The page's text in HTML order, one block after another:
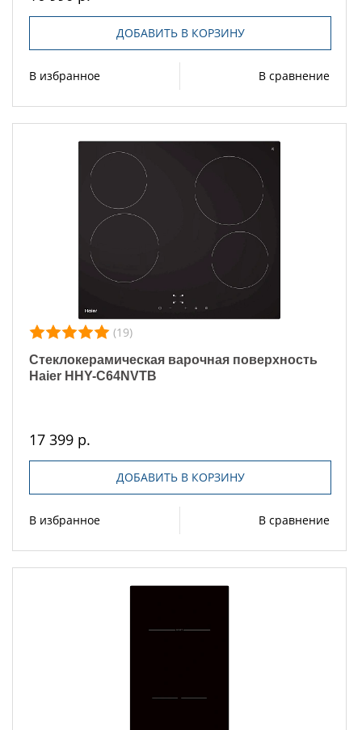
ДОБАВИТЬ В КОРЗИНУ
В избранное В сравнение
(19)
Стеклокерамическая варочная поверхность
Haier HHY-C64NVTB
17 399 р.
ДОБАВИТЬ В КОРЗИНУ
В избранное В сравнение